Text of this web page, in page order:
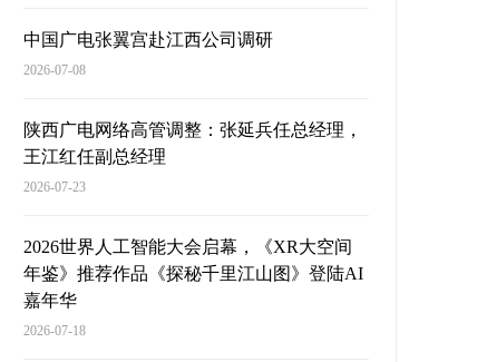
中国广电张翼宫赴江西公司调研
2026-07-08
陕西广电网络高管调整：张延兵任总经理，
王江红任副总经理
2026-07-23
2026世界人工智能大会启幕，《XR大空间
年鉴》推荐作品《探秘千里江山图》登陆AI
嘉年华
2026-07-18